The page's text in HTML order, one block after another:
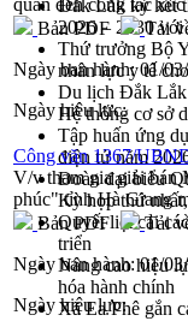
Đắk Lắk ký kết
2026 – 2030
Thứ trưởng Bộ
nhân lực y tế
Du lịch Đắk Lắk
Hệ thống cơ sở
Tập huấn ứng
điện tử năm
Đoàn đại biểu
Kỳ họp thứ
Quyết liệt cải
triển
Nâng cao hiệu
hóa hành chính
Xã Ea Phê gắn
quan đến công tác
Bản PDF
Tải
Ngày ban hành:01/
Ngày hiệu lực:
Công văn 1367/
V/v tham gia giải bán
phúc" tỉnh Hà Giang
Bản PDF
Tải
Ngày ban hành:01/
Ngày hiệu lực: